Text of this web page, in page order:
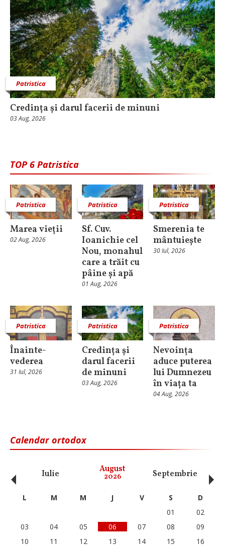
Patristica
Credința și darul facerii de minuni
03 Aug, 2026
TOP 6 Patristica
Patristica
Marea vieții
02 Aug, 2026
Patristica
Sf. Cuv.
Ioanichie cel
Nou, monahul
care a trăit cu
pâine și apă
01 Aug, 2026
Patristica
Smerenia te
mântuiește
30 Iul, 2026
Patristica
Înainte-
vederea
31 Iul, 2026
Patristica
Credința și
darul facerii
de minuni
03 Aug, 2026
Patristica
Nevoința
aduce puterea
lui Dumnezeu
în viața ta
04 Aug, 2026
Calendar ortodox
Iulie August
2026 Septembrie
‹ L M M J V S
D
01
02
03
04 05 06 07 08
09
10
11 12 13 14 15
16